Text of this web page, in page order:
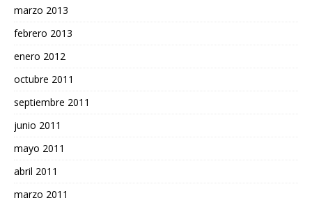
marzo 2013
febrero 2013
enero 2012
octubre 2011
septiembre 2011
junio 2011
mayo 2011
abril 2011
marzo 2011